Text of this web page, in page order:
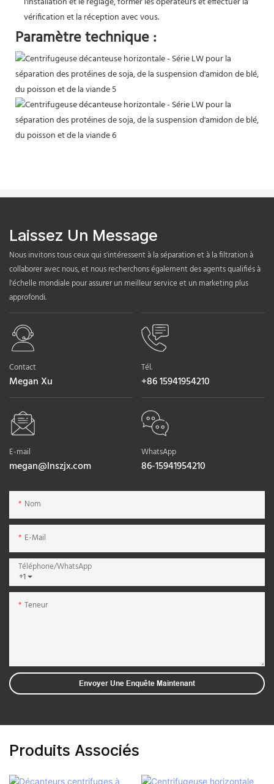
vérification et la réception avec vous.
Paramètre technique :
Laissez Un Message
Nous invitons tous ceux qui s'intéressent à la séparation et à la filtration à
collaborer avec nous, et nous recherchons également des agents qualifiés à
l'échelle mondiale pour assurer un meilleur service et un marketing plus
approfondi.
Contact
Megan Xu
Tél.
+86 15941954210
E-mail
megan@lnszjx.com
WhatsApp
86-15941954210
Nom
E-Mail
+1
Téléphone/WhatsApp
Teneur
Envoyer Une Enquête Maintenant
Produits Associés